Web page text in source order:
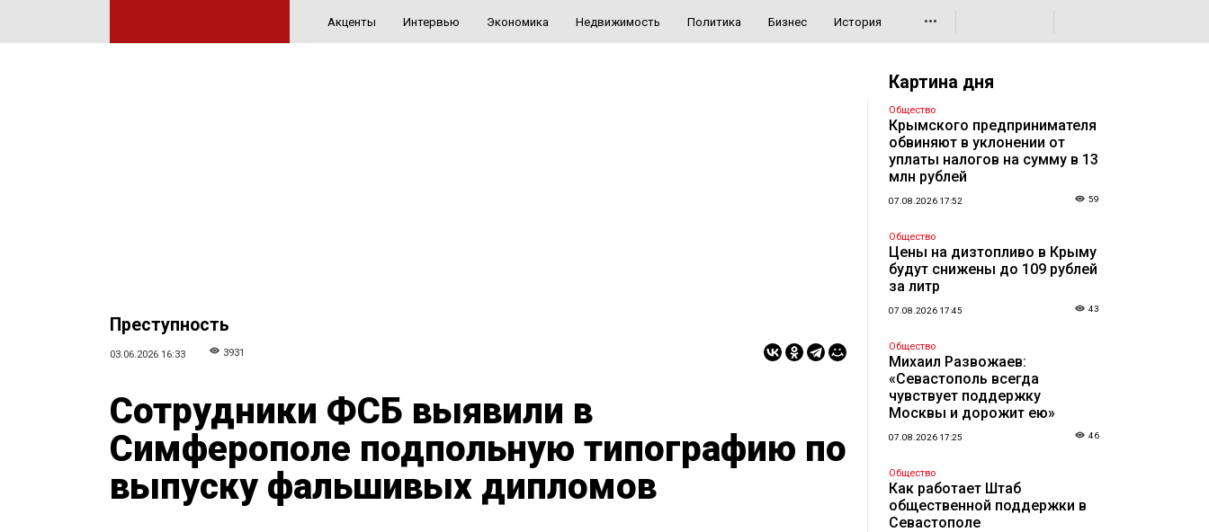
Акценты Интервью Экономика Недвижимость Политика Бизнес История •••
Преступность
03.06.2026 16:33 3931
Сотрудники ФСБ выявили в
Симферополе подпольную типографию по
выпуску фальшивых дипломов
Картина дня
Общество
Крымского предпринимателя
обвиняют в уклонении от
уплаты налогов на сумму в 13
млн рублей
07.08.2026 17:52 59
Общество
Цены на дизтопливо в Крыму
будут снижены до 109 рублей
за литр
07.08.2026 17:45 43
Общество
Михаил Развожаев:
«Севастополь всегда
чувствует поддержку
Москвы и дорожит ею»
07.08.2026 17:25 46
Общество
Как работает Штаб
общественной поддержки в
Севастополе